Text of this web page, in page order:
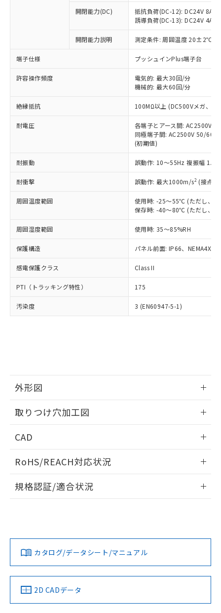
開閉能力(DC)
抵抗負荷(DC-12): DC24V 8A/
誘導負荷(DC-13): DC24V 4A/
開閉能力説明 測定条件: 周囲温度 20±2℃、
端子仕様 プッシュインPlus端子台
許容操作頻度
電気的: 最大30回/分
機械的: 最大60回/分
絶縁抵抗 100MΩ以上 (DC500Vメガ、点
耐電圧
各端子とアース間: AC2500V
同極端子間: AC2500V 50/
(初期値)
耐振動 誤動作: 10～55Hz 複振幅
耐衝撃 誤動作: 最大1000m/s2 (接点
周囲温度範囲
使用時: -25～55℃ (ただし、氷
保存時: -40～80℃ (ただし、氷
周囲湿度範囲 使用時: 35～85%RH
保護構造 パネル前面: IP66、NEMA4X,
感電保護クラス Class II
PTI（トラッキング特性） 175
汚染度 3 (EN60947-5-1)
外形図
取りつけ穴加工図
CAD
ドすることができます。
ログイン/会員登録
ダウンロードデータをご利用いただく前に、以下を必ずお読
みください。
ソフトウェアの使用条件
RoHS/REACH対応状況
EU RoHS 注意事項・凡例
対応済み
中国 RoHS 注意事項・凡例
規格認証/適合状況
カタログ/データシート/マニュアル
2D CADデータ
ことをご了承ください。
在庫状況および標準価格照会結果は、
記載している更新日時点での社内デー
タに基づき作成されるものであり、閲
覧された時点での実際の在庫および標
準価格とは異なる場合があることをご
正式な納期状況および標準価格はお客
様のお取引先、またはお客様担当のオ
ムロン制御機器販売店・当社販売員に
オムロン制御機器販売店や当社販売拠
販売ネットワーク
」をご確認
在庫状況および標準価格結果を当社の
事前の承諾なく第三者に漏洩または開
示しないようお願いします。
マイパーツ機能（部品リスト作成サー
ビス）をご利用いただくには、I-Web
メンバーズにご登録されている必要が
お客様が当ウェブサイト上で当社にご
登録された部品リストについて、当社
および当社の共同利用者が、当社の製
品・サービスに関するお客様との取
引・商談に必要な範囲で利用すること
※当社の共同利用者とは、"個人情報
の「1.共同利
用者の範囲」に記載されている法人を
いたものが、含有品と判明した場合などや
むを得ず変更することがあります。
*EU RoHS指令（10物質）：
鉛(Pb) 1000ppm以下、 水銀(Hg) 1000ppm以下、 カド
六価クロム(Cr(Ⅵ)) 1000ppm以下、ポリ臭化ビフェニル
類(PBB) 1000ppm以下、ポリ臭化ジフェニルエーテル類
(PBDE) 1000ppm以下、フタル酸ビス(2-エチルヘキシ
ル) (DEHP)(別名：DOP) 1000ppm以下、フタル酸ブチ
ルベンジル（BBP） 1000ppm以下、フタル酸ジブチル
（DBP） 1000ppm以下、フタル酸ジイソブチル
(DIBP) 1000ppm以下
但し、RoHS指令で産業用監視および制御機器に対する
フタル酸エステル類の４物質については閾値を超える意
図的な使用がないことを確認しています。
部品在庫の切り替え状況などにより、予定
月が前後することがあります。
※3 非含有証明書ダウンロード
下記の非含有証明書をダウンロードするこ
とができます。
EU RoHS指令（10物質）の非含有証明書
51物質の非含有証明書（当社基準）
※本証明書は発行日時点で非含有を証明す
るもので、過去に遡って非含有を証明する
していることから、特段のことがない限
り、2022年1月12日より割愛しておりま
す。
基準値を超えていることを示します。
「－」：未確認です。当社販売部門へお問
ム) : 100ppm、
Cr(Ⅵ)(六価クロム) : 1000ppm、 PBBs(ポリ臭化ビフェ
ニル類) : 1000ppm、 PBDEs(ポリ臭化ジフェニルエーテ
ル類) : 1000ppm、
DBP(フタル酸ジブチル) : 1000ppm、 DIBP(フタル酸ジ
イソブチル) : 1000ppm、 BBP(フタル酸ブチルベンジ
ル) : 1000ppm、
DEHP(フタル酸ビス(2-エチルヘキシル)) : 1000ppm
「ｅ」：有害物質（10物質）のすべてが基
準値以下であることを示します。
「10」：通常の使用状況下において有害物
質が外部に漏えいし、環境に深刻な影響を
及ぼさない年数を意味します。
「－」：未確認です。当社販売部門へお問
い合わせください。
当社は、これら貴社製品のうち、外国
為替および外国貿易法に定める商品
（以下｢規制貨物等」という）を輸出
または国外への提供する場合は、日本
国政府の輸出許可(または役務取引許
可)を取得するなどの必要な手続きを
当社は規制貨物を破棄する場合は、完
全に破砕するなど、違法に輸出されな
いよう必要な手段を講じます。
当社は貴社製品を、核兵器、ミサイ
ル、化学兵器、生物兵器またはその他
武器並びにこれらの製造装置等に一切
当社は、貴社製品を第三者に販売する
場合は、上記1、2および3の内容を当
該第三者に通知します。また当社は、
販売先および販売に係わる関係者が違
法に輸出するおそれがある場合は、取
り引きをいたしません。
キャンセル
説明
○ 一定数以上の在庫あり
一定数には満たないが在庫あり
在庫なし(最新の在庫状況につ
いては、お客様のお取引先、ま
たはお客様担当のオムロン制御
機器販売店・当社販売員にご確
白
受注生産機種、また在庫状況の
情報を公開していない機種